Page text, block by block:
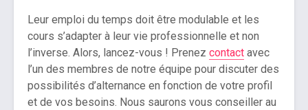
Leur emploi du temps doit être modulable et les
cours s’adapter à leur vie professionnelle et non
l’inverse. Alors, lancez-vous ! Prenez contact avec
l’un des membres de notre équipe pour discuter des
possibilités d’alternance en fonction de votre profil
et de vos besoins. Nous saurons vous conseiller au